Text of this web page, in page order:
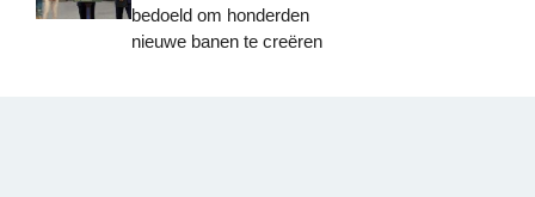
bedoeld om honderden
nieuwe banen te creëren